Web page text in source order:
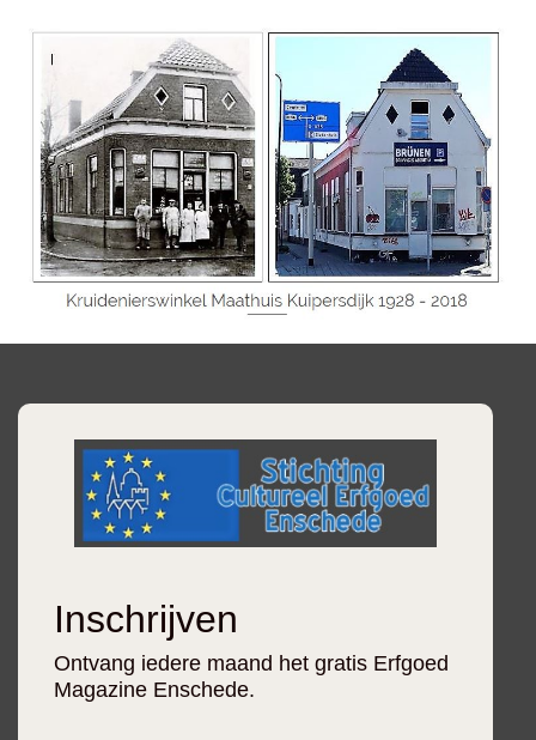
Inschrijven
Ontvang iedere maand het gratis Erfgoed
Magazine Enschede.